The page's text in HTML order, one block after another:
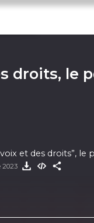
droits, le
voix et des droits”,
2023